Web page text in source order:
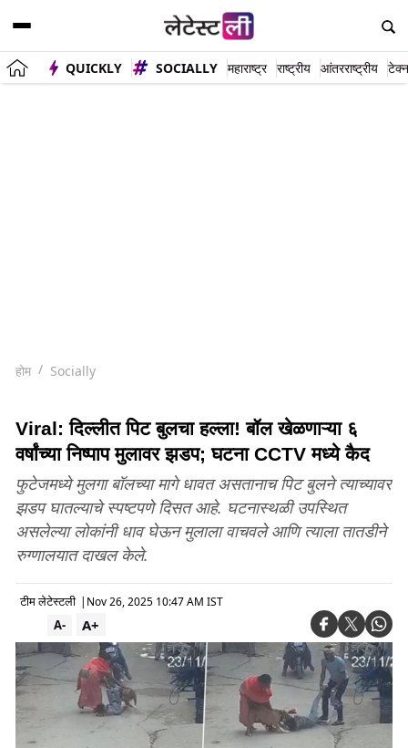
QUICKLY SOCIALLY महाराष्ट्र राष्ट्रीय आंतरराष्ट्रीय
होम Socially
Viral: दिल्लीत पिट बुलचा हल्ला! बॉल खेळणाऱ्या ६
वर्षांच्या निष्पाप मुलावर झडप; घटना CCTV मध्ये कैद
फुटेजमध्ये मुलगा बॉलच्या मागे धावत असतानाच पिट बुलने त्याच्यावर
झडप घातल्याचे स्पष्टपणे दिसत आहे. घटनास्थळी उपस्थित
असलेल्या लोकांनी धाव घेऊन मुलाला वाचवले आणि त्याला तातडीने
रुग्णालयात दाखल केले.
टीम लेटेस्टली | Nov 26, 2025 10:47 AM IST
A+
A-